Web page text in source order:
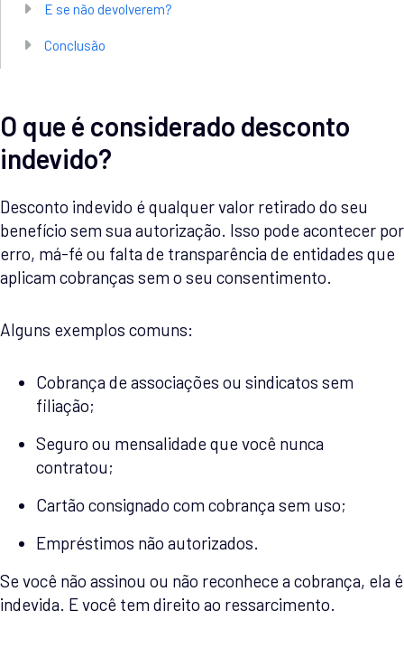
E se não devolverem?
Conclusão
O que é considerado desconto
indevido?
Desconto indevido é qualquer valor retirado do seu
benefício sem sua autorização. Isso pode acontecer por
erro, má-fé ou falta de transparência de entidades que
aplicam cobranças sem o seu consentimento.
Alguns exemplos comuns:
Cobrança de associações ou sindicatos sem
filiação;
Seguro ou mensalidade que você nunca
contratou;
Cartão consignado com cobrança sem uso;
Empréstimos não autorizados.
Se você não assinou ou não reconhece a cobrança, ela é
indevida. E você tem direito ao ressarcimento.